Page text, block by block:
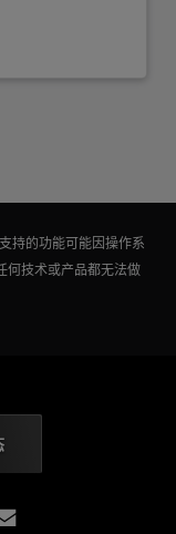
持的功能可能因操作系
何技术或产品都无法做